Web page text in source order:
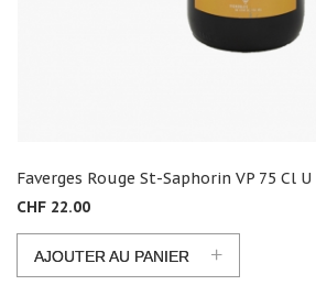
Faverges Rouge St-Saphorin VP 75 Cl U
CHF 22.00
AJOUTER AU PANIER +